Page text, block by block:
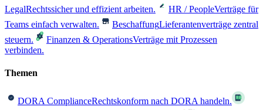
LegalRechtssicher und effizient arbeiten. HR / PeopleVerträge für
Teams einfach verwalten.
BeschaffungLieferantenverträge zentral
steuern.
Finanzen & OperationsVerträge mit Prozessen
verbinden.
Themen
DORA ComplianceRechtskonform nach DORA handeln.